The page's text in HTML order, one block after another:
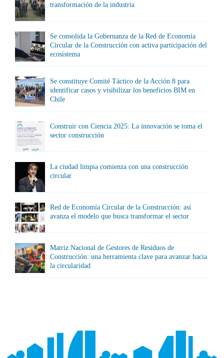
transformación de la industria
Se consolida la Gobernanza de la Red de Economía
Circular de la Construcción con activa participación del
ecosistema
Se constituye Comité Táctico de la Acción 8 para
identificar casos y visibilizar los beneficios BIM en
Chile
Construir con Ciencia 2025: La innovación se toma el
sector construcción
La ciudad limpia comienza con una construcción
circular
Red de Economía Circular de la Construcción: así
avanza el modelo que busca transformar el sector
Matriz Nacional de Gestores de Residuos de
Construcción: una herramienta clave para avanzar hacia
la circularidad